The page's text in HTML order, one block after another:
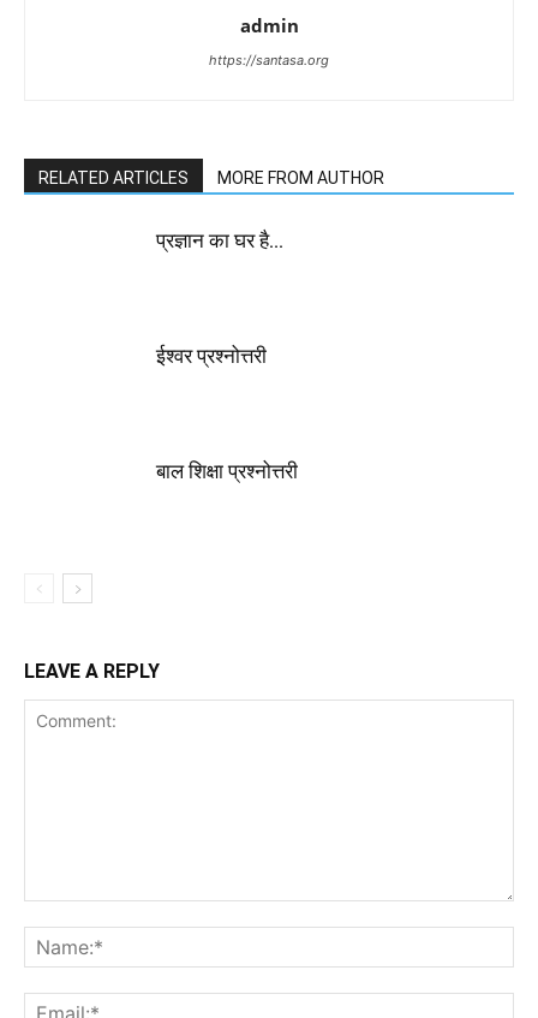
admin
https://santasa.org
RELATED ARTICLES MORE FROM AUTHOR
प्रज्ञान का घर है…
ईश्वर प्रश्नोत्तरी
बाल शिक्षा प्रश्नोत्तरी
LEAVE A REPLY